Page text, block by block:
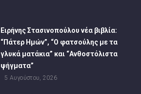
Ειρήνης Στασινοπούλου νέα βιβλία:
“Πάτερ Ημών”, “Ο φατσούλης με τα
γλυκά ματάκια” και “Ανθοστόλιστα
ψήγματα”
5 Αυγούστου, 2026